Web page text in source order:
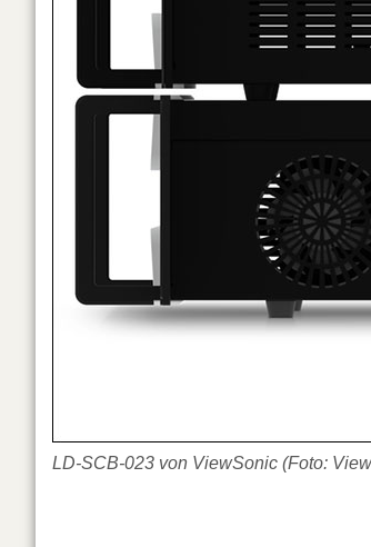
LD-SCB-023 von ViewSonic (Foto: